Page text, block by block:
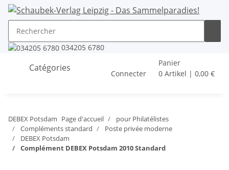
034205 6780
Catégories
Connecter
Panier
0 Artikel | 0,00 €
DEBEX Potsdam Page d'accueil
pour Philatélistes
Compléments standard
Poste privée moderne
DEBEX Potsdam
Complément DEBEX Potsdam 2010 Standard